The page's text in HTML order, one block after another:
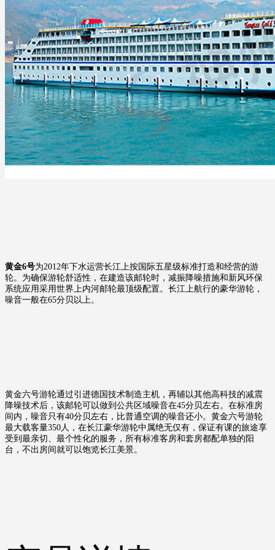
黄金6号为2012年下水运营长江上按国际五星级标准打造和经营的游
轮。为确保游轮舒适性，在建造该邮轮时，减振降噪措施和新风环保
系统应用采用世界上内河邮轮最顶级配置。长江上航行的豪华游轮，
噪音一般在65分贝以上。
黄金六号游轮通过引进德国技术制造主机，再辅以其他高科技的减震
降噪技术后，该邮轮可以做到公共区域噪音在45分贝左右。在标准房
间内，噪音只有40分贝左右，比普通空调的噪音还小。黄金六号游轮
最大载客量350人，在长江豪华游轮中属绝无仅有，保证有课的旅途享
受到最亲切、最个性化的服务，所有标准客房和套房都配单独的阳
台，不出房间就可以饱览长江美景。